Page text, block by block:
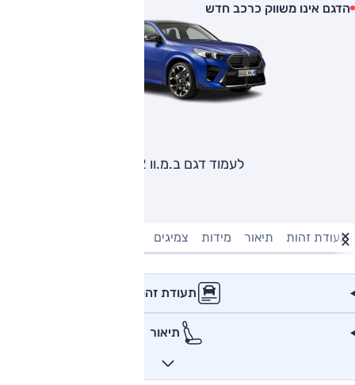
הדגם אינו משווק כרכב חדש
לעמוד דגם ב.מ.וו X2
תעודת זהות תיאור מידות צמיגים
תעודת זהות
תיאור